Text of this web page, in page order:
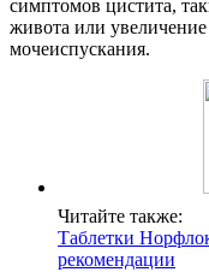
симптомов цистита,
живота или
мочеиспускания.
Читайте также:
Таблетки
рекомендации